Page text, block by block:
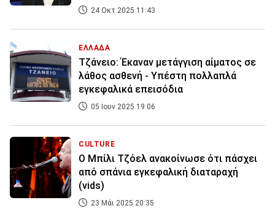
24 Οκτ 2025 11:43
ΕΛΛΑΔΑ
Τζάνειο: Έκαναν μετάγγιση αίματος σε
λάθος ασθενή - Υπέστη πολλαπλά
εγκεφαλικά επεισόδια
05 Ιουν 2025 19:06
CULTURE
Ο Μπίλι Τζόελ ανακοίνωσε ότι πάσχει
από σπάνια εγκεφαλική διαταραχή
(vids)
23 Μάι 2025 20:35